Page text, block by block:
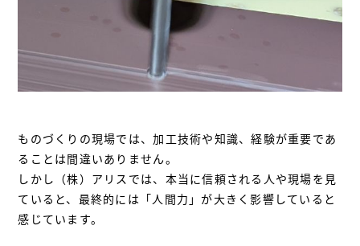
ものづくりの現場では、加工技術や知識、経験が重要であ
ることは間違いありません。
しかし（株）アリスでは、本当に信頼される人や現場を見
ていると、最終的には「人間力」が大きく影響していると
感じています。